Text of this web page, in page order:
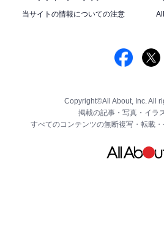
当サイトの情報についての注意
Copyright©All About, Inc. All
掲載の記事・写真・イラ
すべてのコンテンツの無断複写・転載・